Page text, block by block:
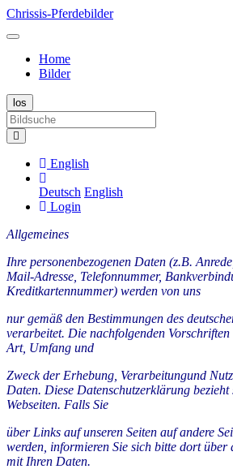
Chrissis-Pferdebilder
Home
Bilder
English
Deutsch English
Login
Allgemeines
Ihre personenbezogenen Daten (z.B.
Mail-Adresse, Telefonnummer,
Kreditkartennummer) werden von uns
nur gemäß den Bestimmungen des
verarbeitet. Die nachfolgenden
Art, Umfang und
Zweck der Erhebung, Verarbeitungund
Daten. Diese Datenschutzerklärung bezieht
Webseiten. Falls Sie
über Links auf unseren Seiten auf andere
werden, informieren Sie sich bitte dort
mit Ihren Daten.